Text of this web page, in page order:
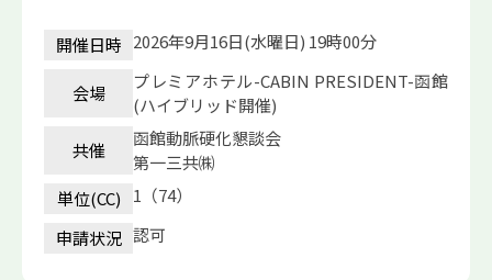
開催日時 2026年9月16日(水曜日) 19時00分
会場
プレミアホテル-CABIN PRESIDENT-函館
(ハイブリッド開催)
共催
函館動脈硬化懇談会
第一三共㈱
単位(CC)
1（74）
申請状況 認可